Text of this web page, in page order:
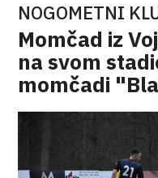
NOGOMETNI
Momčad iz
na svom
momčadi